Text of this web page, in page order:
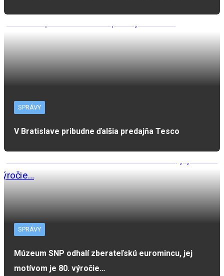
SPRÁVY
V Bratislave pribudne ďalšia predajňa Tesco
SPRÁVY
Múzeum SNP odhalí zberateľskú euromincu, jej
motívom je 80. výročie…